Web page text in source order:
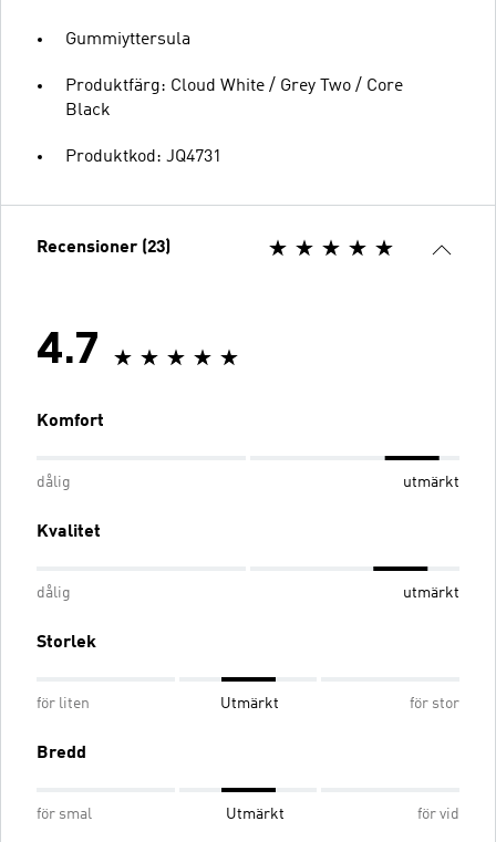
Gummiyttersula
Produktfärg: Cloud White / Grey Two / Core
Black
Produktkod: JQ4731
Recensioner (23)
4.7
Komfort
dålig utmärkt
Kvalitet
dålig utmärkt
Storlek
för liten Utmärkt för stor
Bredd
för smal Utmärkt för vid